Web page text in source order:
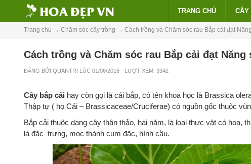
TRANG CHỦ CÂY
Trang chủ → Chăm sóc cây trồng → Cách trồng và Chăm sóc rau Bắp cải đạt
Cách trồng và Chăm sóc rau Bắp cải đạt Năng
ĐĂNG BỞI QUANTRI LÚC 01/06/2016 - LƯỢT XEM: 3342
Cây bắp cải hay còn gọi là cải bắp, có tên khoa học là Brassica
Thập tự ( họ Cải – Brassicaceae/Cruciferae) có nguồn gốc thuộc
Bắp cải thuộc dạng cây thân thảo, hai năm, là loại thực vật có hoa,
lá đặc trưng, mọc thành cụm đặc, hình cầu.